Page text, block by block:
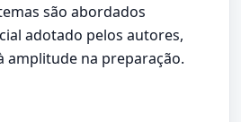
são abordados
adotado pelos autores,
amplitude na preparação.